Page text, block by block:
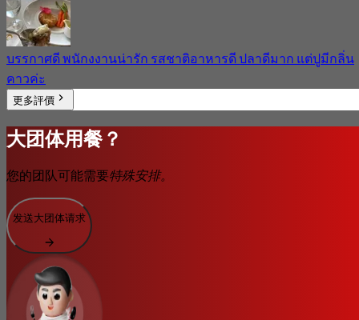
บรรกาศดี พนักงงานน่ารัก รสชาติอาหารดี ปลาดีมาก แต่ปูมีกลิ่น
คาวค่ะ
更多評價
大团体用餐？
您的团队可能需要特殊安排。
发送大团体请求